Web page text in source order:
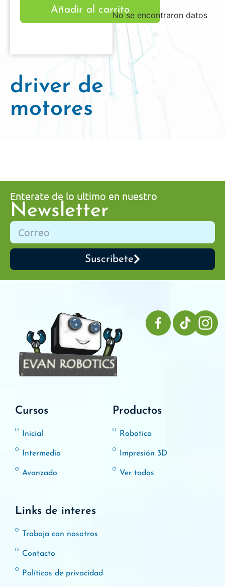
driver de
motores
Añadir al carrito
No se encontraron datos
Enterate de lo ultimo en nuestro
Newsletter
Suscribete
Cursos
Inicial
Intermedio
Avanzado
Productos
Robotica
Impresión 3D
Ver todos
Links de interes
Trabaja con nosotros
Contacto
Políticas de privacidad